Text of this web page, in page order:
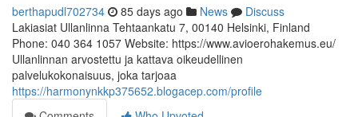
berthapudl702734 85 days ago News
Discuss
Lakiasiat Ullanlinna Tehtaankatu 7, 00140 Helsinki, Finland
Phone: 040 364 1057 Website: https://www.avioerohakemus.eu/
Ullanlinnan arvostettu ja kattava oikeudellinen
palvelukokonaisuus, joka tarjoaa
https://harmonynkkp375652.blogacep.com/profile